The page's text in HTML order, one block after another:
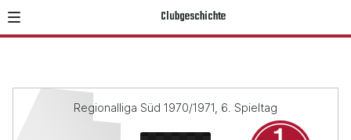
Clubgeschichte
Regionalliga Süd 1970/1971, 6. Spieltag